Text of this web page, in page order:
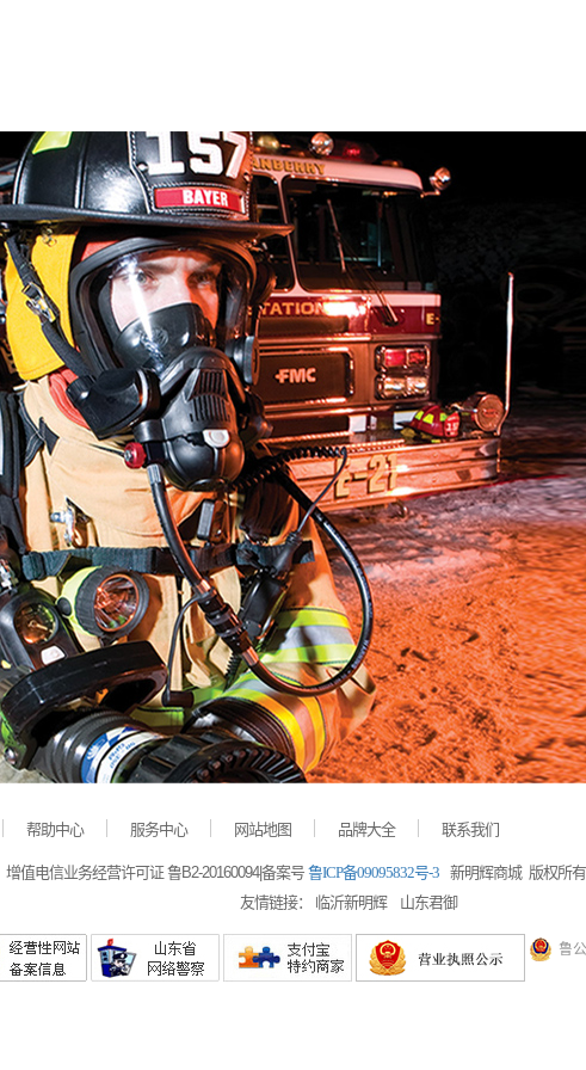
帮助中心 服务中心 网站地图 品牌大全 联系我们
增值电信业务经营许可证 鲁B2-20160094|备案号 鲁ICP备09095832号-3 新明辉商城 版权所
友情链接： 临沂新明辉 山东君御
鲁